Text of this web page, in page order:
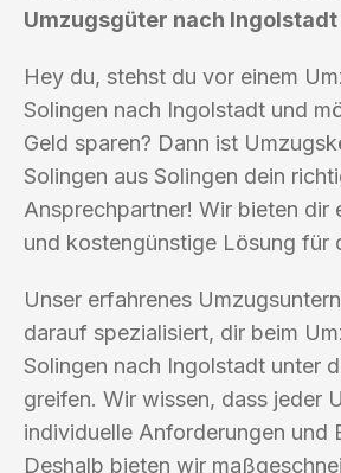
Umzugsgüter nach Ingolstadt
Hey du, stehst du vor einem
Solingen nach Ingolstadt und
Geld sparen? Dann ist
Solingen aus Solingen dein
Ansprechpartner! Wir bieten dir
und kostengünstige Lösung für
Unser erfahrenes
darauf spezialisiert, dir beim
Solingen nach Ingolstadt unter
greifen. Wir wissen, dass jeder
individuelle Anforderungen und
Deshalb bieten wir